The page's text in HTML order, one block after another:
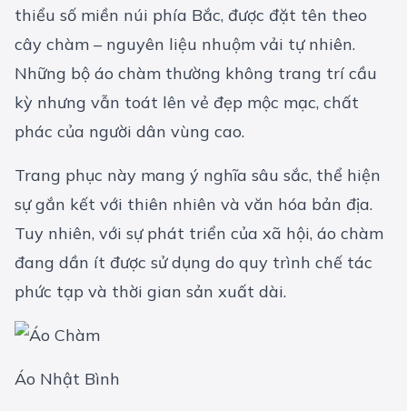
thiểu số miền núi phía Bắc, được đặt tên theo
cây chàm – nguyên liệu nhuộm vải tự nhiên.
Những bộ áo chàm thường không trang trí cầu
kỳ nhưng vẫn toát lên vẻ đẹp mộc mạc, chất
phác của người dân vùng cao.
Trang phục này mang ý nghĩa sâu sắc, thể hiện
sự gắn kết với thiên nhiên và văn hóa bản địa.
Tuy nhiên, với sự phát triển của xã hội, áo chàm
đang dần ít được sử dụng do quy trình chế tác
phức tạp và thời gian sản xuất dài.
Áo Nhật Bình